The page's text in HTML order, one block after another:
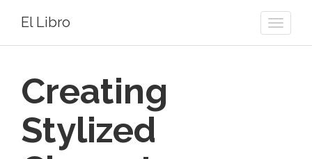
Toggle
El Libro
Creating
Stylized